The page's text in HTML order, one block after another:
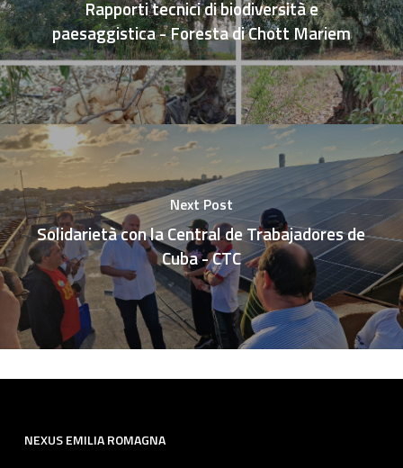
Rapporti tecnici di biodiversità e
paesaggistica - Foresta di Chott Mariem
Next Post
Solidarietà con la Central de Trabajadores de
Cuba - CTC
NEXUS EMILIA ROMAGNA